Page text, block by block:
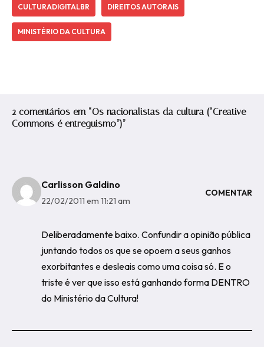
CULTURADIGITALBR DIREITOS AUTORAIS
MINISTÉRIO DA CULTURA
2 comentários em “Os nacionalistas da cultura (“Creative
Commons é entreguismo”)”
Carlisson Galdino
22/02/2011 em 11:21 am
COMENTAR
Deliberadamente baixo. Confundir a opinião pública
juntando todos os que se opoem a seus ganhos
exorbitantes e desleais como uma coisa só. E o
triste é ver que isso está ganhando forma DENTRO
do Ministério da Cultura!